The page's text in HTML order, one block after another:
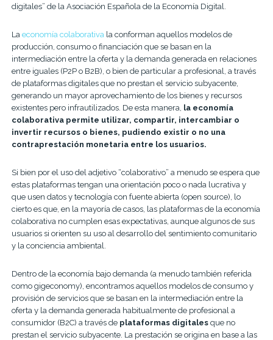
digitales” de la Asociación Española de la Economía Digital.
La economía colaborativala conforman aquellos modelos de
producción, consumo o financiación que se basan en la
intermediación entre la oferta y la demanda generada en relaciones
entre iguales (P2P o B2B), o bien de particular a profesional, a través
de plataformas digitales que no prestan el servicio subyacente,
generando un mayor aprovechamiento de los bienes y recursos
existentes pero infrautilizados. De esta manera, la economía
colaborativa permite utilizar, compartir, intercambiar o
invertir recursos o bienes, pudiendo existir o no una
contraprestación monetaria entre los usuarios.
Si bien por el uso del adjetivo “colaborativo” a menudo se espera que
estas plataformas tengan una orientación poco o nada lucrativa y
que usen datos y tecnología con fuente abierta (open source), lo
cierto es que, en la mayoría de casos, las plataformas de la economía
colaborativa no cumplen esas expectativas, aunque algunos de sus
usuarios si orienten su uso al desarrollo del sentimiento comunitario
y la conciencia ambiental.
Dentro de la economía bajo demanda (a menudo también referida
como gigeconomy), encontramos aquellos modelos de consumo y
provisión de servicios que se basan en la intermediación entre la
oferta y la demanda generada habitualmente de profesional a
consumidor (B2C) a través de plataformas digitalesque no
prestan el servicio subyacente. La prestación se origina en base a las